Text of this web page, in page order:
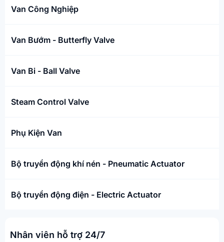
Van Công Nghiệp
Van Bướm - Butterfly Valve
Van Bi - Ball Valve
Steam Control Valve
Phụ Kiện Van
Bộ truyền động khí nén - Pneumatic Actuator
Bộ truyền động điện - Electric Actuator
Nhân viên hỗ trợ 24/7